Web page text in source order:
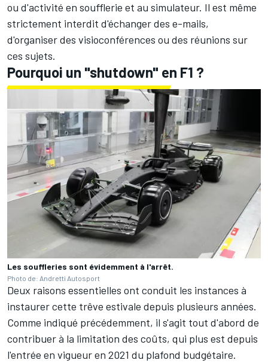
ou d'activité en soufflerie et au simulateur. Il est même
strictement interdit d'échanger des e-mails,
d'organiser des visioconférences ou des réunions sur
ces sujets.
Pourquoi un "shutdown" en F1 ?
Les souffleries sont évidemment à l'arrêt.
Photo de: Andretti Autosport
Deux raisons essentielles ont conduit les instances à
instaurer cette trêve estivale depuis plusieurs années.
Comme indiqué précédemment, il s'agit tout d'abord de
contribuer à la limitation des coûts, qui plus est depuis
l'entrée en vigueur en 2021 du plafond budgétaire.